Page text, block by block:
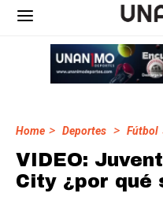
Home > Deportes > Fútbol
VIDEO:
City ¿por qué